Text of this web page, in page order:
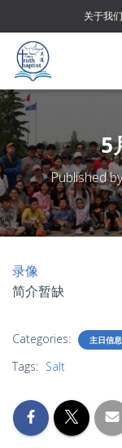
关于我们
5
Published
录像
简介暂缺
Categories: 主日信息
Tags: Salt